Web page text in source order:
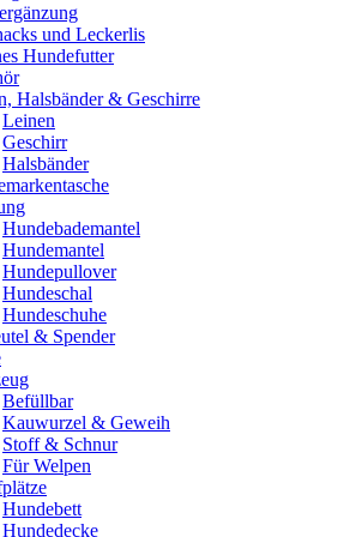
und Leckerlis
Hundefutter
Halsbänder & Geschirre
Leinen
Geschirr
Halsbänder
Hundebademantel
Hundemantel
Hundepullover
Hundeschal
Hundeschuhe
& Spender
Befüllbar
Kauwurzel & Geweih
Stoff & Schnur
Für Welpen
Hundebett
Hundedecke